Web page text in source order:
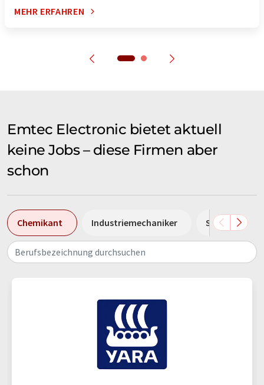
MEHR ERFAHREN
Emtec Electronic bietet aktuell
keine Jobs – diese Firmen aber
schon
Chemikant Industriemechaniker Sales
Berufsbezeichnung durchsuchen